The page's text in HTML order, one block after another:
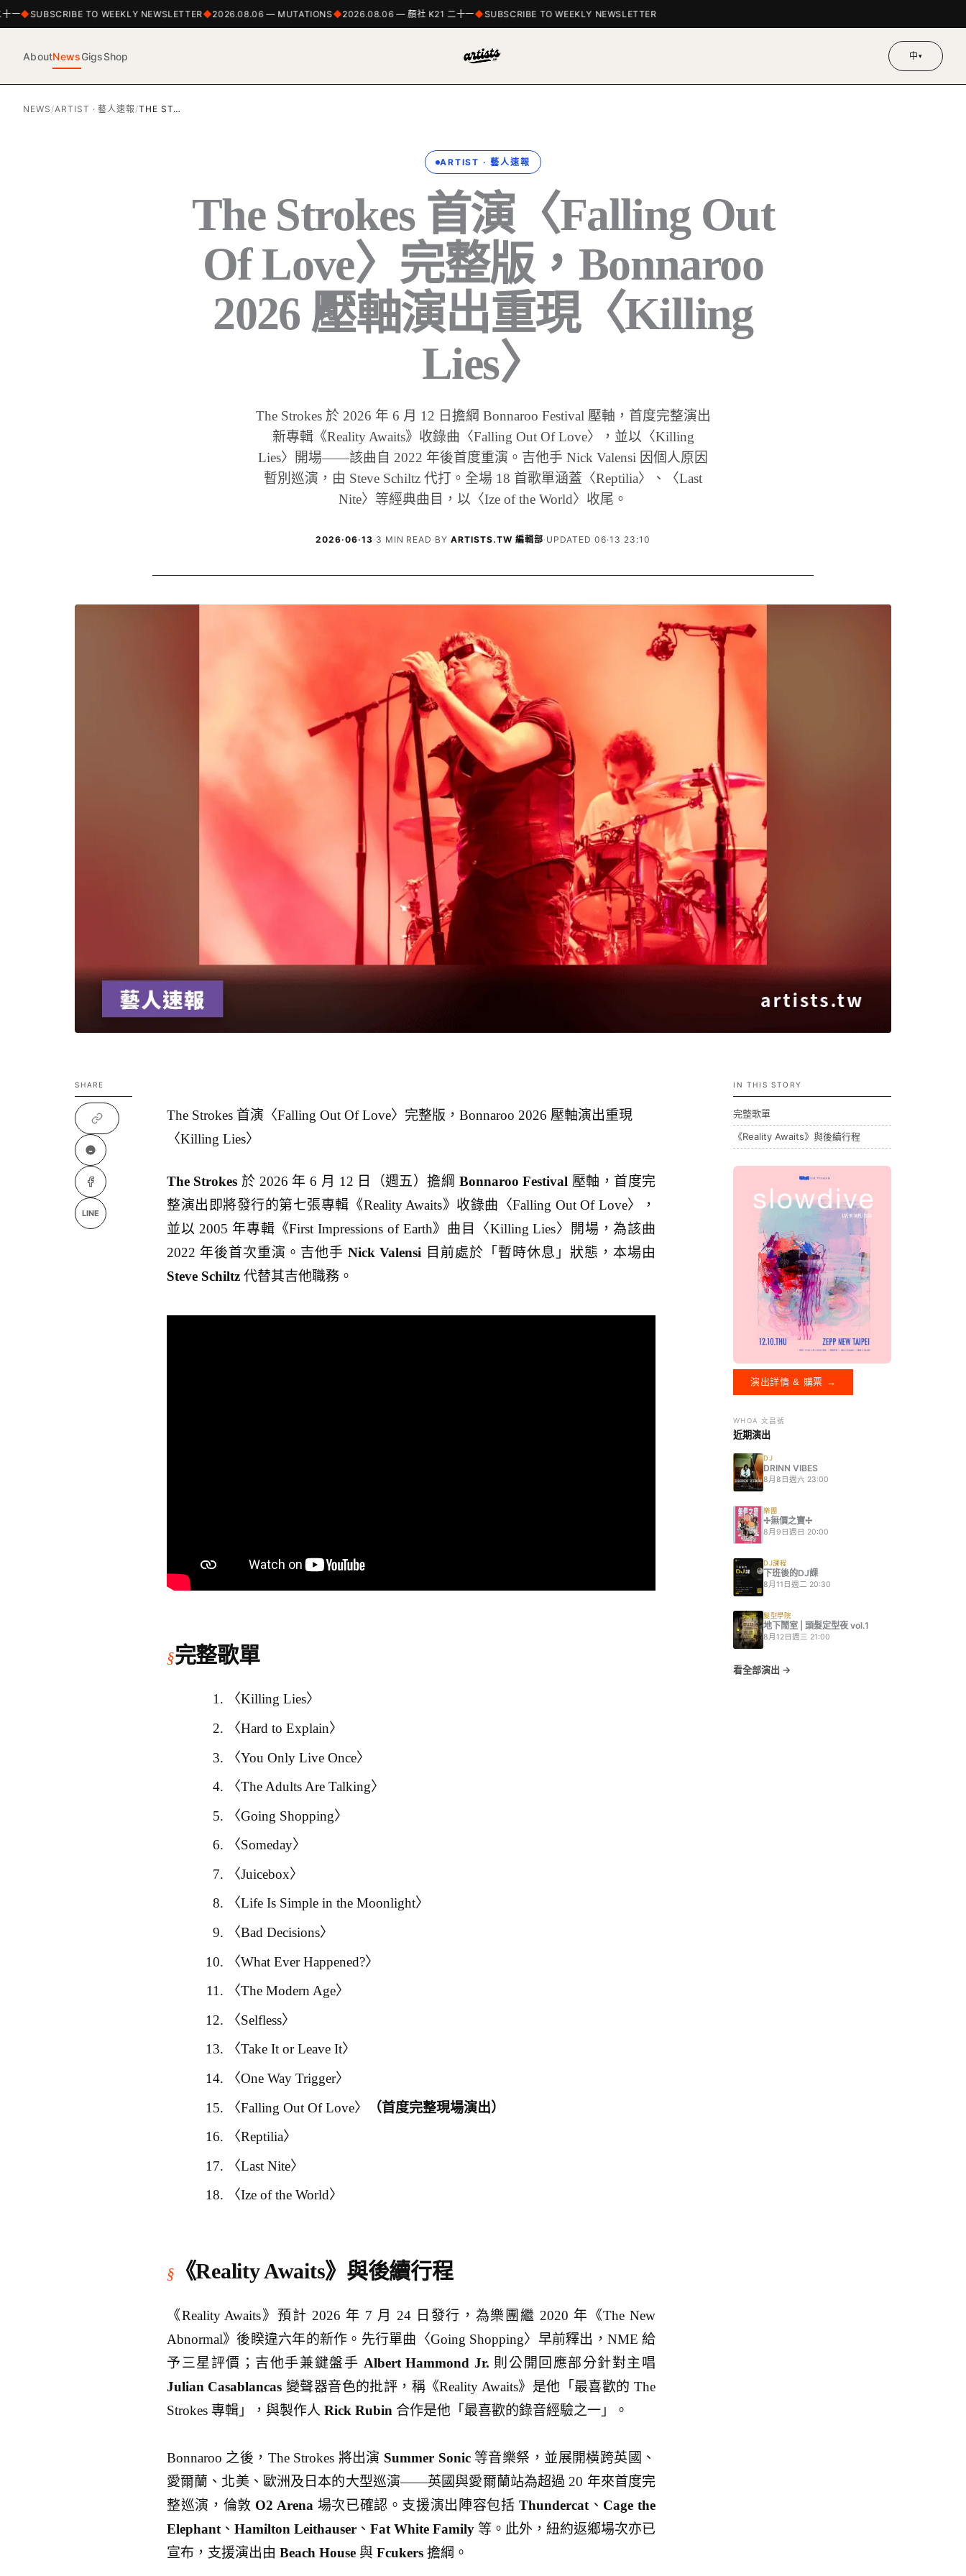
SUBSCRIBE TO WEEKLY NEWSLETTER 2026.08.06 — MUTATIONS 2026.08.06 — 顏社 K21 二十一 SUBSCRIBE TO WEEKLY NEWSLETTER
AboutNewsGigsShop 中▾
NEWS /ARTIST · 藝人速報 /THE ST…
ARTIST · 藝人速報
The Strokes 首演〈Falling Out
Of Love〉完整版，Bonnaroo
2026 壓軸演出重現〈Killing
Lies〉
The Strokes 於 2026 年 6 月 12 日擔綱 Bonnaroo Festival 壓軸，首度完整演出
新專輯《Reality Awaits》收錄曲〈Falling Out Of Love〉，並以〈Killing
Lies〉開場——該曲自 2022 年後首度重演。吉他手 Nick Valensi 因個人原因
暫別巡演，由 Steve Schiltz 代打。全場 18 首歌單涵蓋〈Reptilia〉、〈Last
Nite〉等經典曲目，以〈Ize of the World〉收尾。
2026·06·13· 3 MIN READ · BYARTISTS.TW 編輯部· UPDATED 06·13 23:10
SHARE
LINE
The Strokes 首演〈Falling Out Of Love〉完整版，Bonnaroo 2026 壓軸演出重現
〈Killing Lies〉
The Strokes 於 2026 年 6 月 12 日（週五）擔綱 Bonnaroo Festival 壓軸，首度完
整演出即將發行的第七張專輯《Reality Awaits》收錄曲〈Falling Out Of Love〉，
並以 2005 年專輯《First Impressions of Earth》曲目〈Killing Lies〉開場，為該曲
2022 年後首次重演。吉他手Nick Valensi 目前處於「暫時休息」狀態，本場由
Steve Schiltz 代替其吉他職務。
完整歌單
〈Killing Lies〉
〈Hard to Explain〉
〈You Only Live Once〉
〈The Adults Are Talking〉
〈Going Shopping〉
〈Someday〉
〈Juicebox〉
〈Life Is Simple in the Moonlight〉
〈Bad Decisions〉
〈What Ever Happened?〉
〈The Modern Age〉
〈Selfless〉
〈Take It or Leave It〉
〈One Way Trigger〉
〈Falling Out Of Love〉
（首度完整現場演出）
〈Reptilia〉
〈Last Nite〉
〈Ize of the World〉
《Reality Awaits》與後續行程
《Reality Awaits》預計 2026 年 7 月 24 日發行，為樂團繼 2020 年《The New
Abnormal》後睽違六年的新作。先行單曲〈Going Shopping〉早前釋出，NME 給
予三星評價；吉他手兼鍵盤手 Albert Hammond Jr. 則公開回應部分針對主唱
Julian Casablancas 變聲器音色的批評，稱《Reality Awaits》是他「最喜歡的 The
Strokes 專輯」，與製作人 Rick Rubin 合作是他「最喜歡的錄音經驗之一」。
Bonnaroo 之後，The Strokes 將出演 Summer Sonic等音樂祭，並展開橫跨英國、
愛爾蘭、北美、歐洲及日本的大型巡演——英國與愛爾蘭站為超過 20 年來首度完
整巡演，倫敦 O2 Arena 場次已確認。支援演出陣容包括Thundercat、 Cage the
Elephant、 Hamilton Leithauser 、 Fat White Family 等。此外，紐約返鄉場次亦已
宣布，支援演出由 Beach House 與 Fcukers 擔綱。
IN THIS STORY
完整歌單
《Reality Awaits》與後續行程
演出詳情 & 購票 →
WHOA 文昌號
近期演出
DJ
DRINN VIBES
8月8日週六 23:00
樂團
✢無價之寶✢
8月9日週日 20:00
DJ課程
下班後的DJ課
8月11日週二 20:30
髮型學院
地下鬧室 | 頭髮定型夜 vol.1
8月12日週三 21:00
看全部演出 →